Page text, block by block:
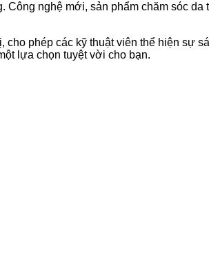
nghệ mới, sản phẩm chăm sóc
phép các kỹ thuật viên thể hiện sự
lựa chọn tuyệt vời cho bạn.